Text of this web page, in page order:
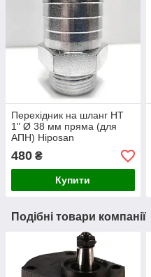
Перехідник на шланг НТ
1" Ø 38 мм пряма (для
АПН) Hiposan
480 ₴
Купити
Подібні товари компанії